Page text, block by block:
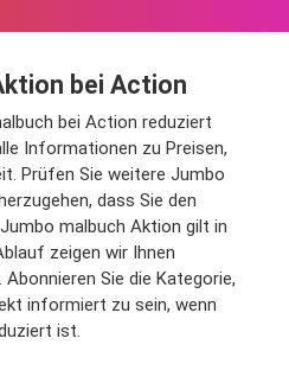
bei Action
bei Action reduziert
Informationen zu Preisen,
Prüfen Sie weitere Jumbo
dass Sie den
malbuch Aktion gilt in
zeigen wir Ihnen
Sie die Kategorie,
informiert zu sein, wenn
ist.